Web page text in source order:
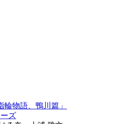
輪物語、鴨川篇」
ズ